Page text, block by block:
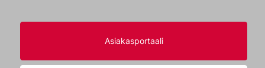
Asiakasportaali